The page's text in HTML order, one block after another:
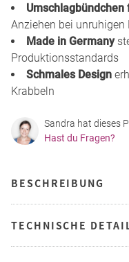
Umschlagbündchen
Anziehen bei unruhigen
Made in Germany
Produktionsstandards
Schmales Design
Krabbeln
Sandra hat dieses
Hast du Fragen?
BESCHREIBUNG
TECHNISCHE